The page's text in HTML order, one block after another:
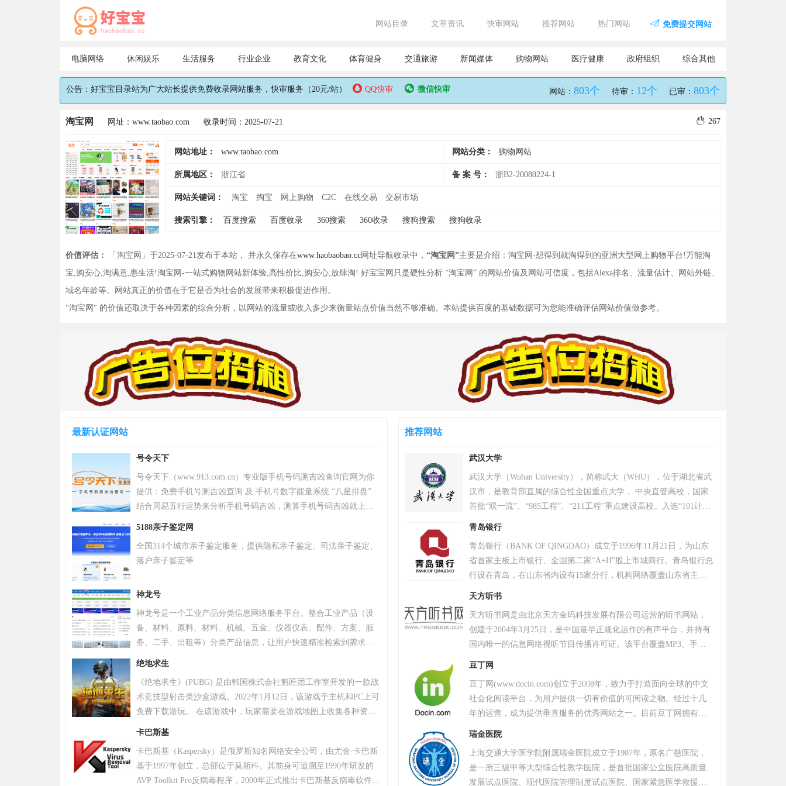
网站目录 文章资讯 快审网站 推荐网站 热门网站 免费提交网站
电脑网络 休闲娱乐 生活服务 行业企业 教育文化 体育健身 交通旅游 新闻媒体 购物网站 医疗健康 政府组织 综合其他
公告：好宝宝目录站为广大站长提供免费收录网站服务，快审服务（20元/站） QQ快审 微信快审 网站： 803个 待审： 12个 已审： 803个
淘宝网 网址：www.taobao.com 收录时间：2025-07-21 267
网站地址： www.taobao.com 网站分类： 购物网站
所属地区： 浙江省 备 案 号： 浙B2-20080224-1
网站关键词： 淘宝 掏宝 网上购物 C2C 在线交易 交易市场
搜索引擎： 百度搜索 百度收录 360搜索 360收录 搜狗搜索 搜狗收录
价值评估： 「淘宝网」于2025-07-21发布于本站， 并永久保存在www.haobaobao.cc网址导航收录中， “淘宝网”主要是介绍：淘宝网-想得到就淘得到的亚洲大型网上购物平台!万能淘
宝,购安心,淘满意,惠生活!淘宝网-一站式购物网站新体验,高性价比,购安心,放肆淘! 好宝宝网只是硬性分析 “淘宝网” 的网站价值及网站可信度，包括Alexa排名、流量估计、网站外链、
域名年龄等。网站真正的价值在于它是否为社会的发展带来积极促进作用。
"淘宝网" 的价值还取决于各种因素的综合分析，以网站的流量或收入多少来衡量站点价值当然不够准确。本站提供百度的基础数据可为您能准确评估网站价值做参考。
最新认证网站
号令天下
号令天下（www.913.com.cn）专业版手机号码测吉凶查询官网为你
提供：免费手机号测吉凶查询 及 手机号数字能量系统 “八星排盘”
结合周易五行运势来分析手机号码吉凶，测算手机号码吉凶就上号
令天下官网手机号码测吉凶查询系统，专业最新版、超准，靠谱！
5188亲子鉴定网
全国314个城市亲子鉴定服务，提供隐私亲子鉴定、司法亲子鉴定、
落户亲子鉴定等
神龙号
神龙号是一个工业产品分类信息网络服务平台。整合工业产品（设
备、材料、原料、材料、机械、五金、仪器仪表、配件、方案、服
务、二手、出租等）分类产品信息，让用户快速精准检索到需求产
品信息。同时设有产品排行 榜单、产品品牌、品牌排行、行业专
式宣传企业产品或服务，获得更多商机。
绝地求生
《绝地求生》(PUBG) 是由韩国株式会社魁匠团工作室开发的一款战
术竞技型射击类沙盒游戏。2022年1月12日，该游戏于主机和PC上可
免费下载游玩。 在该游戏中，玩家需要在游戏地图上收集各种资
源，并在不断缩小的安全区域内对抗其他玩家，让自己生存到最后
奖，且打破了7项吉尼斯纪录。 2018年8月9日，《绝地求生》官方宣
布，将开启“百日行动”，进行持续数月的自查运动，为玩家提供一个
卡巴斯基
卡巴斯基（Kaspersky）是俄罗斯知名网络安全公司，由尤金·卡巴斯
基于1997年创立，总部位于莫斯科。其前身可追溯至1990年研发的
AVP Toolkit Pro反病毒程序，2000年正式推出卡巴斯基反病毒软件。
推荐网站
武汉大学
武汉大学（Wuhan University），简称武大（WHU），位于湖北省武
汉市，是教育部直属的综合性全国重点大学， 中央直管高校，国家
首批“双一流”、“985工程”、“211工程”重点建设高校。入选“101计
划”、英才计划、国家建设高水平大学公派研究生项目，为医学“双一
长江中游城市群“双一流”高校联盟理事长单位。 武汉大学溯源于
1893年清末湖广总督张之洞奏请清政府创办的自强学堂，历经传承
演变，1928年定名为国立武汉大学，是近代中国第一批国立大学。
1960年被确定为全国重点综合性大学，1995年被确定为国家“211工
程”重点建设高校。2000年武汉大学与武汉水利电力大学、武汉测绘
科技大学、湖北医科大学合并组建新的武汉大学，2001年进入国家
“985工程”重点建设高校行列，2017年入选国家“双一流”建设高校。
青岛银行
青岛银行（BANK OF QINGDAO）成立于1996年11月21日，为山东
省首家主板上市银行、全国第二家“A+H”股上市城商行。青岛银行总
行设在青岛，在山东省内设有15家分行，机构网络覆盖山东省主要
城市。2017年2月，青岛银行发起设立了青岛青银金融租赁有限公
业。 青岛银行先后成立山东首家科技支行、文创支行、港口支行等
特色支行，2011年3月成立私人银行暨财富中心，为高净值客户提供
公私一体、投融资一体、境内外一体的专属金融服务，借助与IBM等
国内外著名的IT及互联网企业合作，逐步建立起智慧、便捷、广泛
天方听书
天方听书网是由北京天方金码科技发展有限公司运营的听书网站，
创建于2004年3月25日，是中国最早正规化运作的有声平台，并持有
国内唯一的信息网络视听节目传播许可证。该平台覆盖MP3、手机
等终端设备，建成汇集原创小说、中外文学、儿童文学等类别的"有
务，总篇目接近10万篇。2010年8月被盛大文学收购后整合至阅文集
团，并与汉王科技达成内容合作。
豆丁网
豆丁网(www.docin.com)创立于2008年，致力于打造面向全球的中文
社会化阅读平台，为用户提供一切有价值的可阅读之物。经过十几
年的运营，成为提供垂直服务的优秀网站之一。目前豆丁网拥有分
类广泛的实用文档、众多出版物、行业研究报告、以及数千位行业
文文档库。
瑞金医院
上海交通大学医学院附属瑞金医院成立于1907年，原名广慈医院，
是一所三级甲等大型综合性教学医院，是首批国家公立医院高质量
发展试点医院、现代医院管理制度试点医院、国家紧急医学救援基